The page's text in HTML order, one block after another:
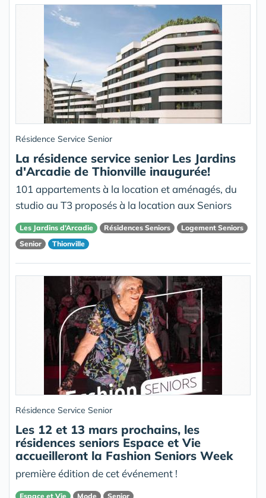
Résidence Service Senior
La résidence service senior Les Jardins
d'Arcadie de Thionville inaugurée!
101 appartements à la location et aménagés, du
studio au T3 proposés à la location aux Seniors
Les Jardins d’Arcadie Résidences Seniors
Logement Seniors
Senior
Thionville
Résidence Service Senior
Les 12 et 13 mars prochains, les
résidences seniors Espace et Vie
accueilleront la Fashion Seniors Week
première édition de cet événement !
Espace et Vie Mode Senior